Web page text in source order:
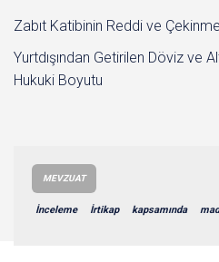
Zabıt Katibinin Reddi ve
Yurtdışından Getirilen Döviz ve
Hukuki Boyutu
MEVZUAT
İnceleme İrtikap kapsamında